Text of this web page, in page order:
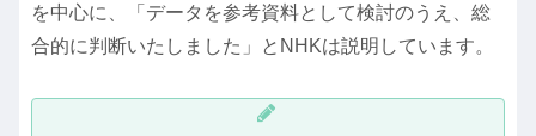
を中心に、「データを参考資料として検討のうえ、総
合的に判断いたしました」とNHKは説明しています。